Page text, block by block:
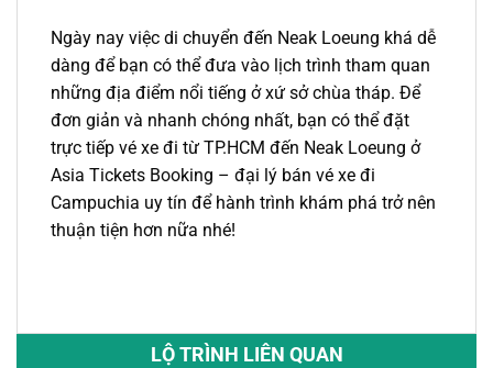
Ngày nay việc di chuyển đến Neak Loeung khá dễ
dàng để bạn có thể đưa vào lịch trình tham quan
những địa điểm nổi tiếng ở xứ sở chùa tháp. Để
đơn giản và nhanh chóng nhất, bạn có thể đặt
trực tiếp vé xe đi từ TP.HCM đến Neak Loeung ở
Asia Tickets Booking – đại lý bán vé xe đi
Campuchia uy tín để hành trình khám phá trở nên
thuận tiện hơn nữa nhé!
LỘ TRÌNH LIÊN QUAN